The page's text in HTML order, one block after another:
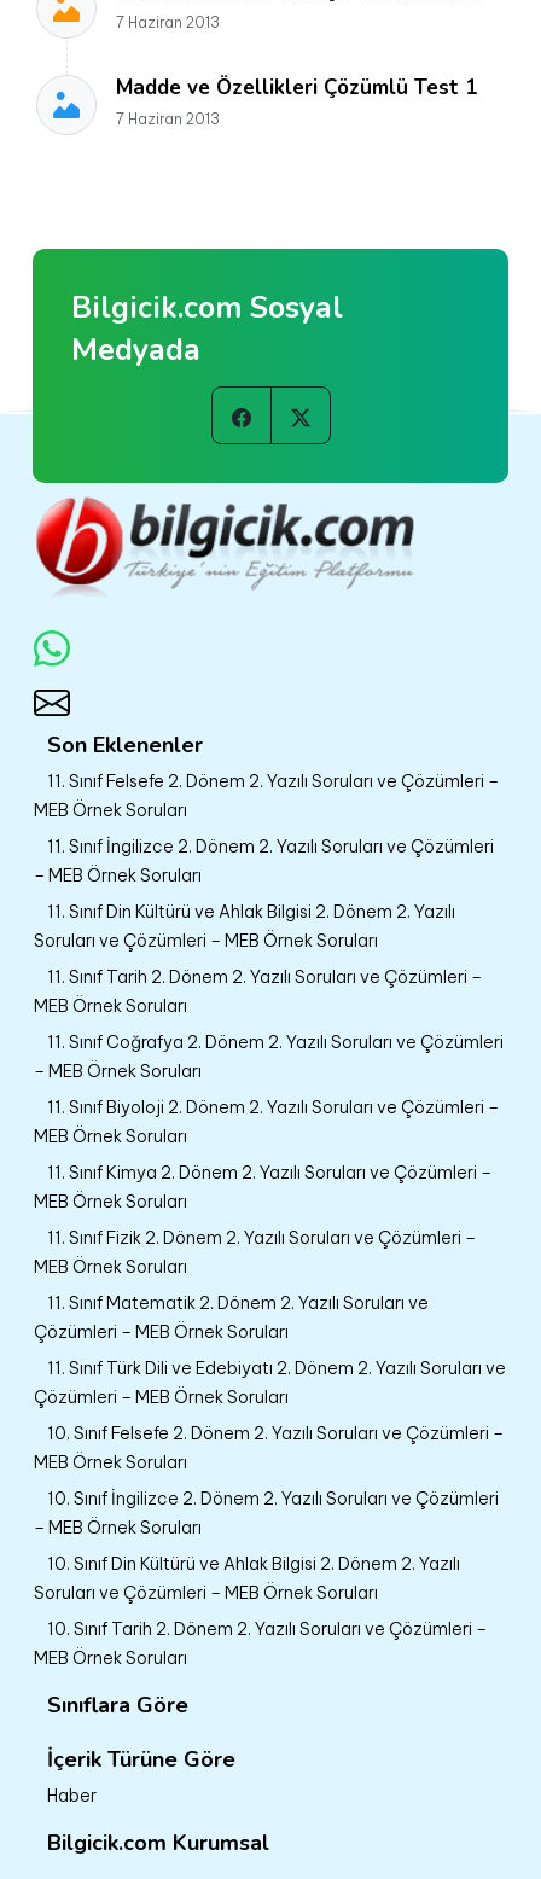
7 Haziran 2013
Madde ve Özellikleri Çözümlü Test 1
7 Haziran 2013
Bilgicik.com Sosyal
Medyada
Son Eklenenler
11. Sınıf Felsefe 2. Dönem 2. Yazılı Soruları ve Çözümleri –
MEB Örnek Soruları
11. Sınıf İngilizce 2. Dönem 2. Yazılı Soruları ve Çözümleri
– MEB Örnek Soruları
11. Sınıf Din Kültürü ve Ahlak Bilgisi 2. Dönem 2. Yazılı
Soruları ve Çözümleri – MEB Örnek Soruları
11. Sınıf Tarih 2. Dönem 2. Yazılı Soruları ve Çözümleri –
MEB Örnek Soruları
11. Sınıf Coğrafya 2. Dönem 2. Yazılı Soruları ve Çözümleri
– MEB Örnek Soruları
11. Sınıf Biyoloji 2. Dönem 2. Yazılı Soruları ve Çözümleri –
MEB Örnek Soruları
11. Sınıf Kimya 2. Dönem 2. Yazılı Soruları ve Çözümleri –
MEB Örnek Soruları
11. Sınıf Fizik 2. Dönem 2. Yazılı Soruları ve Çözümleri –
MEB Örnek Soruları
11. Sınıf Matematik 2. Dönem 2. Yazılı Soruları ve
Çözümleri – MEB Örnek Soruları
11. Sınıf Türk Dili ve Edebiyatı 2. Dönem 2. Yazılı Soruları ve
Çözümleri – MEB Örnek Soruları
10. Sınıf Felsefe 2. Dönem 2. Yazılı Soruları ve Çözümleri –
MEB Örnek Soruları
10. Sınıf İngilizce 2. Dönem 2. Yazılı Soruları ve Çözümleri
– MEB Örnek Soruları
10. Sınıf Din Kültürü ve Ahlak Bilgisi 2. Dönem 2. Yazılı
Soruları ve Çözümleri – MEB Örnek Soruları
10. Sınıf Tarih 2. Dönem 2. Yazılı Soruları ve Çözümleri –
MEB Örnek Soruları
Sınıflara Göre
İçerik Türüne Göre
Haber
Bilgicik.com Kurumsal